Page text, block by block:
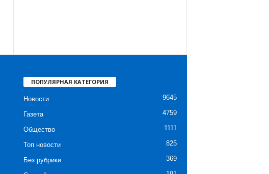
ПОПУЛЯРНАЯ КАТЕГОРИЯ
Новости 9645
Газета 4759
Общество 1111
Топ новости 825
Без рубрики 369